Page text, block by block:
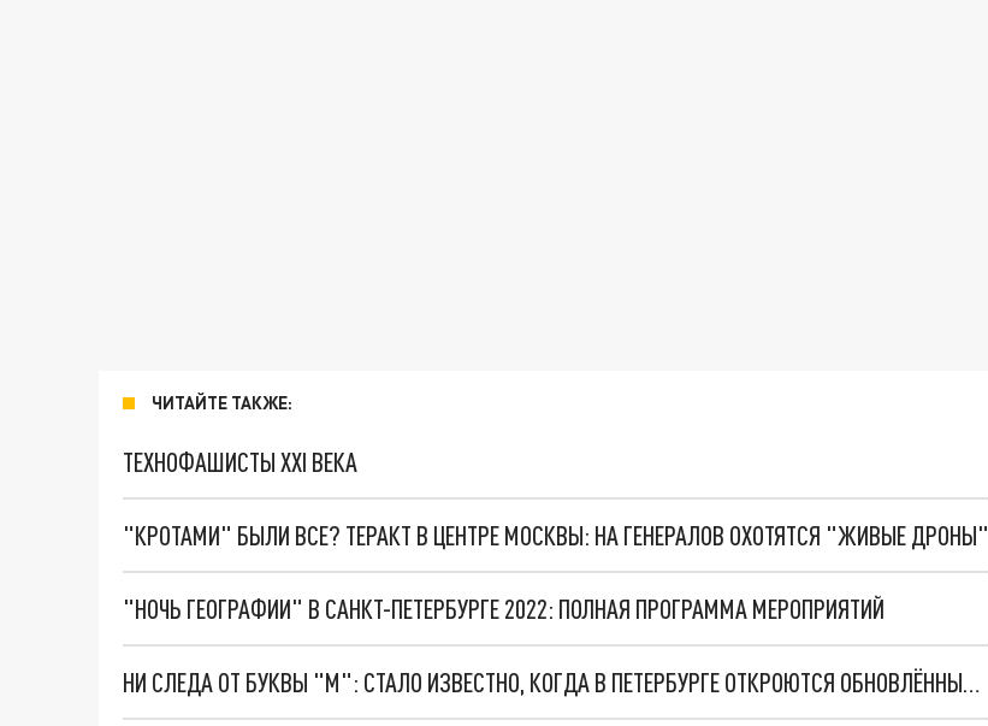
ЧИТАЙТЕ ТАКЖЕ:
ТЕХНОФАШИСТЫ XXI ВЕКА
"КРОТАМИ" БЫЛИ ВСЕ? ТЕРАКТ В ЦЕНТРЕ МОСКВЫ: НА ГЕНЕРАЛОВ ОХОТЯТСЯ "ЖИВЫЕ ДРОНЫ"
"НОЧЬ ГЕОГРАФИИ" В САНКТ-ПЕТЕРБУРГЕ 2022: ПОЛНАЯ ПРОГРАММА МЕРОПРИЯТИЙ
НИ СЛЕДА ОТ БУКВЫ "М": СТАЛО ИЗВЕСТНО, КОГДА В ПЕТЕРБУРГЕ ОТКРОЮТСЯ ОБНОВЛЁННЫЕ "МАКДОНАЛДСЫ"